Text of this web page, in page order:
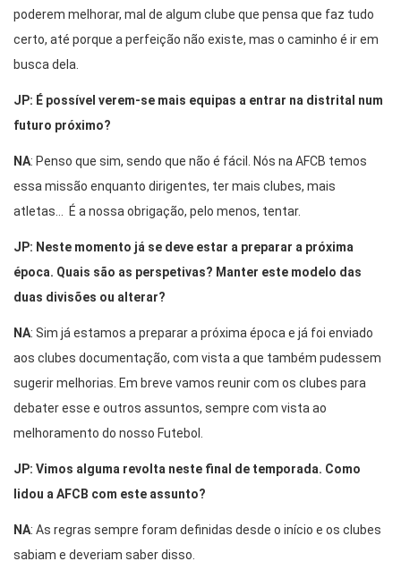
poderem melhorar, mal de algum clube que pensa que faz tudo
certo, até porque a perfeição não existe, mas o caminho é ir em
busca dela.
JP: É possível verem-se mais equipas a entrar na distrital num
futuro próximo?
NA: Penso que sim, sendo que não é fácil. Nós na AFCB temos
essa missão enquanto dirigentes, ter mais clubes, mais
atletas… É a nossa obrigação, pelo menos, tentar.
JP: Neste momento já se deve estar a preparar a próxima
época. Quais são as perspetivas? Manter este modelo das
duas divisões ou alterar?
NA: Sim já estamos a preparar a próxima época e já foi enviado
aos clubes documentação, com vista a que também pudessem
sugerir melhorias. Em breve vamos reunir com os clubes para
debater esse e outros assuntos, sempre com vista ao
melhoramento do nosso Futebol.
JP: Vimos alguma revolta neste final de temporada. Como
lidou a AFCB com este assunto?
NA: As regras sempre foram definidas desde o início e os clubes
sabiam e deveriam saber disso.